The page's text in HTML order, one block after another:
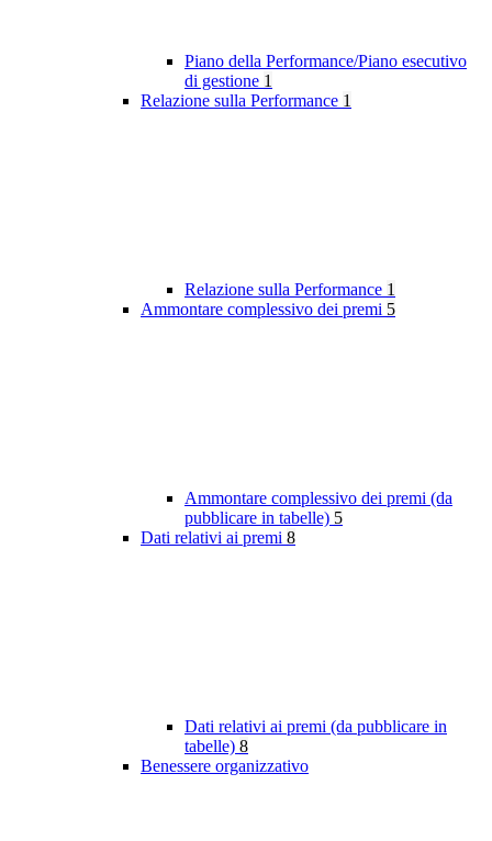
Piano della Performance/Piano esecutivo
di gestione 1
Relazione sulla Performance 1
Relazione sulla Performance 1
Ammontare complessivo dei premi 5
Ammontare complessivo dei premi (da
pubblicare in tabelle) 5
Dati relativi ai premi 8
Dati relativi ai premi (da pubblicare in
tabelle) 8
Benessere organizzativo